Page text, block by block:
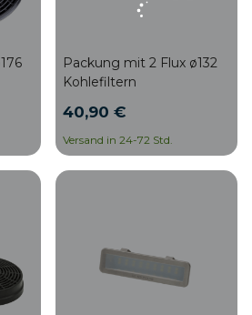
Packung mit 2 Flux ø132
Kohlefiltern
40,90 €
Versand in 24-72 Std.